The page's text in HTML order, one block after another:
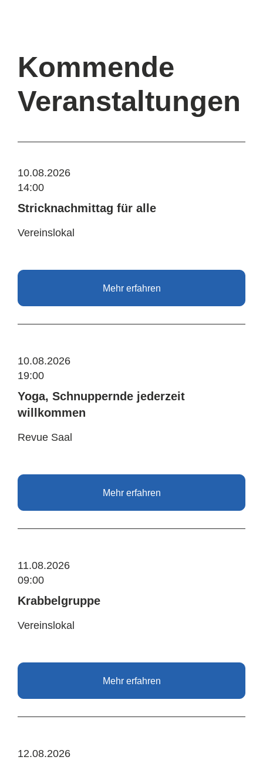
Kommende
Veranstaltungen
10.08.2026
14:00
Stricknachmittag für alle
Vereinslokal
Mehr erfahren
10.08.2026
19:00
Yoga, Schnuppernde jederzeit
willkommen
Revue Saal
Mehr erfahren
11.08.2026
09:00
Krabbelgruppe
Vereinslokal
Mehr erfahren
12.08.2026